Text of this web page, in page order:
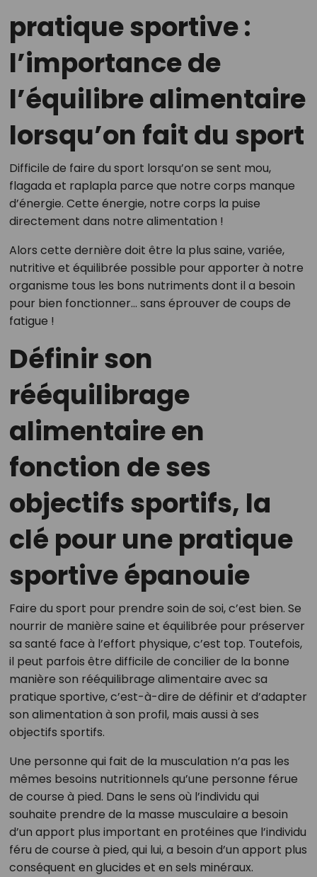
pratique sportive :
l’importance de
l’équilibre alimentaire
lorsqu’on fait du sport
Difficile de faire du sport lorsqu’on se sent mou,
flagada et raplapla parce que notre corps manque
d’énergie. Cette énergie, notre corps la puise
directement dans notre alimentation !
Alors cette dernière doit être la plus saine, variée,
nutritive et équilibrée possible pour apporter à notre
organisme tous les bons nutriments dont il a besoin
pour bien fonctionner… sans éprouver de coups de
fatigue !
Définir son
rééquilibrage
alimentaire en
fonction de ses
objectifs sportifs, la
clé pour une pratique
sportive épanouie
Faire du sport pour prendre soin de soi, c’est bien. Se
nourrir de manière saine et équilibrée pour préserver
sa santé face à l’effort physique, c’est top. Toutefois,
il peut parfois être difficile de concilier de la bonne
manière son rééquilibrage alimentaire avec sa
pratique sportive, c’est-à-dire de définir et d’adapter
son alimentation à son profil, mais aussi à ses
objectifs sportifs.
Une personne qui fait de la musculation n’a pas les
mêmes besoins nutritionnels qu’une personne férue
de course à pied. Dans le sens où l’individu qui
souhaite prendre de la masse musculaire a besoin
d’un apport plus important en protéines que l’individu
féru de course à pied, qui lui, a besoin d’un apport plus
conséquent en glucides et en sels minéraux.